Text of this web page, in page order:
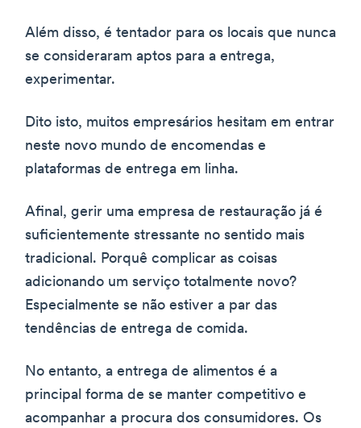
Além disso, é tentador para os locais que nunca
se consideraram aptos para a entrega,
experimentar.
Dito isto, muitos empresários hesitam em entrar
neste novo mundo de encomendas e
plataformas de entrega em linha.
Afinal, gerir uma empresa de restauração já é
suficientemente stressante no sentido mais
tradicional. Porquê complicar as coisas
adicionando um serviço totalmente novo?
Especialmente se não estiver a par das
tendências de entrega de comida.
No entanto, a entrega de alimentos é a
principal forma de se manter competitivo e
acompanhar a procura dos consumidores. Os